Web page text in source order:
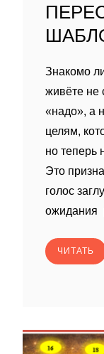
Знакомо
живёте не
«надо», а
целям,
но теперь
Это
голос
ожидания
ЧИТАТЬ